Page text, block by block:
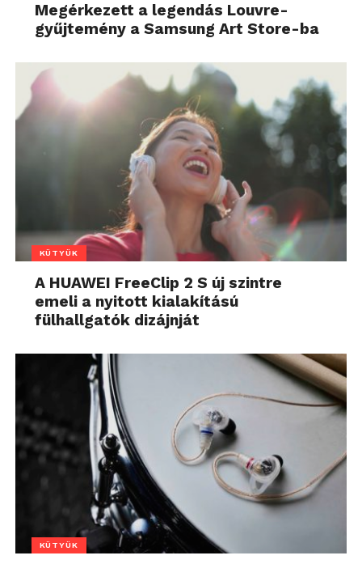
Megérkezett a legendás Louvre-
gyűjtemény a Samsung Art Store-ba
KÜTYÜK
A HUAWEI FreeClip 2 S új szintre
emeli a nyitott kialakítású
fülhallgatók dizájnját
KÜTYÜK